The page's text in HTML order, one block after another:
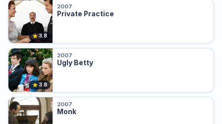
★3.8
2007
Private Practice
★3.8
2007
Ugly Betty
2007
Monk